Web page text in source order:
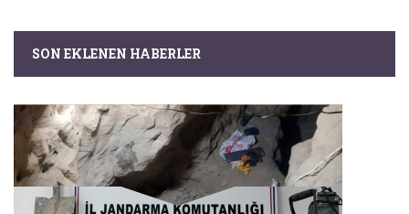
SON EKLENEN HABERLER